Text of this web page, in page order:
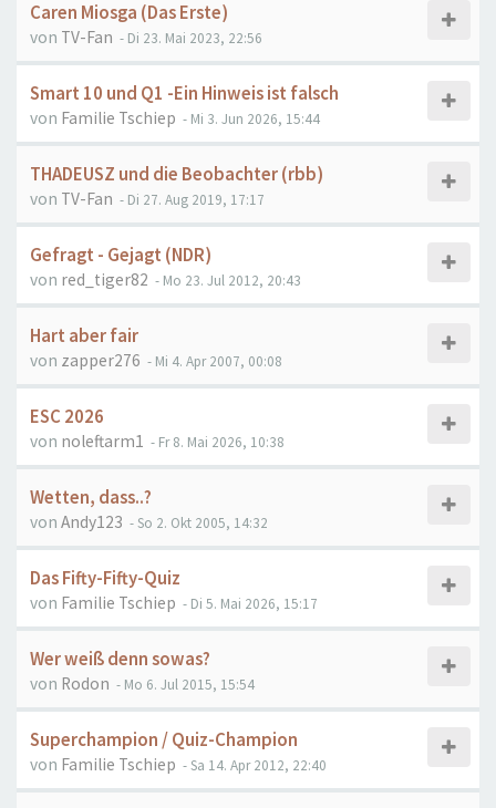
Caren Miosga (Das Erste)
von TV-Fan - Di 23. Mai 2023, 22:56
Smart 10 und Q1 -Ein Hinweis ist falsch
von Familie Tschiep - Mi 3. Jun 2026, 15:44
THADEUSZ und die Beobachter (rbb)
von TV-Fan - Di 27. Aug 2019, 17:17
Gefragt - Gejagt (NDR)
von red_tiger82 - Mo 23. Jul 2012, 20:43
Hart aber fair
von zapper276 - Mi 4. Apr 2007, 00:08
ESC 2026
von noleftarm1 - Fr 8. Mai 2026, 10:38
Wetten, dass..?
von Andy123 - So 2. Okt 2005, 14:32
Das Fifty-Fifty-Quiz
von Familie Tschiep - Di 5. Mai 2026, 15:17
Wer weiß denn sowas?
von Rodon - Mo 6. Jul 2015, 15:54
Superchampion / Quiz-Champion
von Familie Tschiep - Sa 14. Apr 2012, 22:40